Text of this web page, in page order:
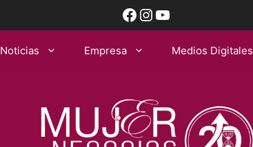
Facebook
Instagram
YouTube
Noticias Empresa Medios Digitales